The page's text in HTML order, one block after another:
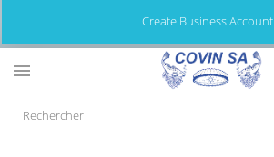
Create Business Account
